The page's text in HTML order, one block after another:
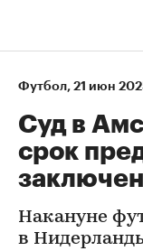
Футбол⁠, 21 июн
Суд в
срок
Накануне
в